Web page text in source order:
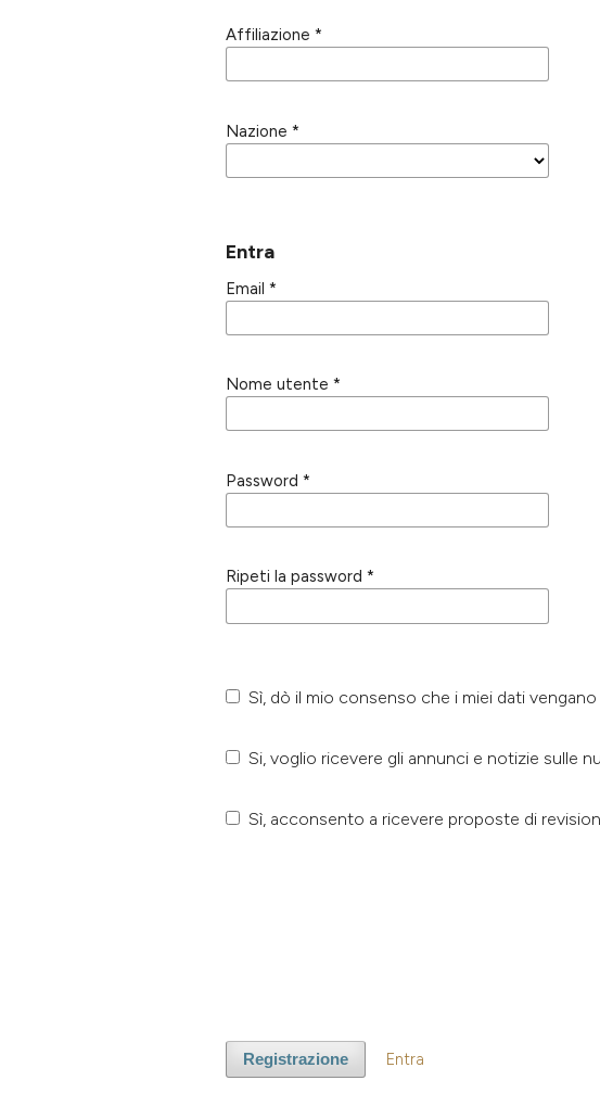
Affiliazione *
Nazione *
Entra
Email *
Nome utente *
Password *
Ripeti la password *
Sì, dò il mio consenso che i miei dati
Si, voglio ricevere gli annunci e notizie sulle
Sì, acconsento a ricevere proposte di
Registrazione Entra